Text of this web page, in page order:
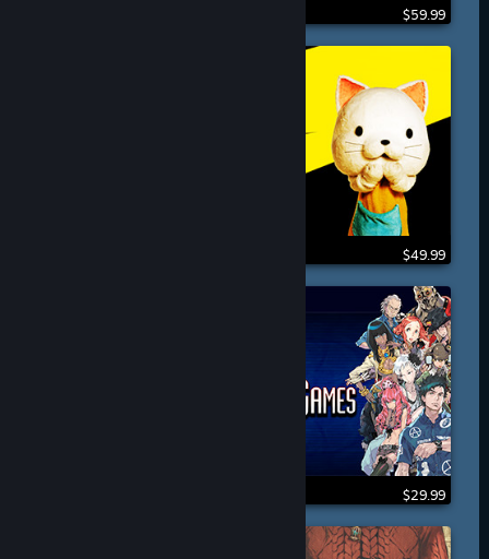
$59.99
$49.99
$29.99